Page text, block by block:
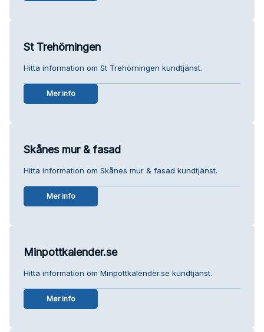
St Trehörningen
Hitta information om St Trehörningen kundtjänst.
Mer info
Skånes mur & fasad
Hitta information om Skånes mur & fasad kundtjänst.
Mer info
Minpottkalender.se
Hitta information om Minpottkalender.se kundtjänst.
Mer info